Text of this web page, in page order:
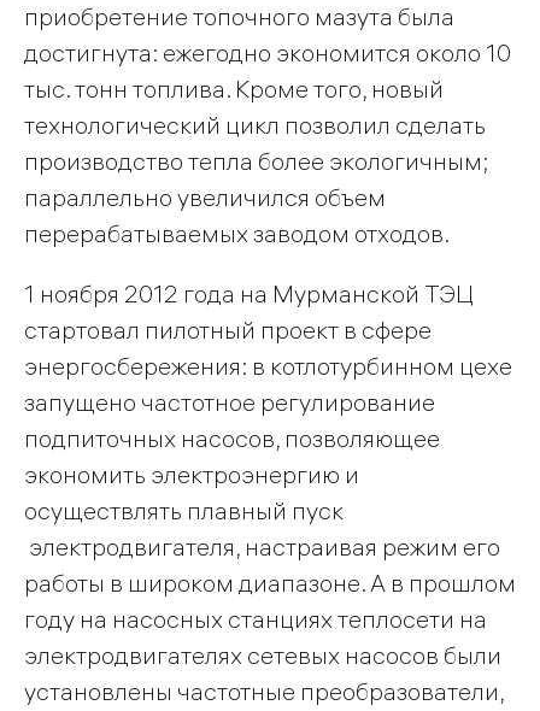
приобретение топочного мазута была
достигнута: ежегодно экономится около 10
тыс. тонн топлива. Кроме того, новый
технологический цикл позволил сделать
производство тепла более экологичным;
параллельно увеличился объем
перерабатываемых заводом отходов.
1 ноября 2012 года на Мурманской ТЭЦ
стартовал пилотный проект в сфере
энергосбережения: в котлотурбинном цехе
запущено частотное регулирование
подпиточных насосов, позволяющее
экономить электроэнергию и
осуществлять плавный пуск
электродвигателя, настраивая режим его
работы в широком диапазоне. А в прошлом
году на насосных станциях теплосети на
электродвигателях сетевых насосов были
установлены частотные преобразователи,